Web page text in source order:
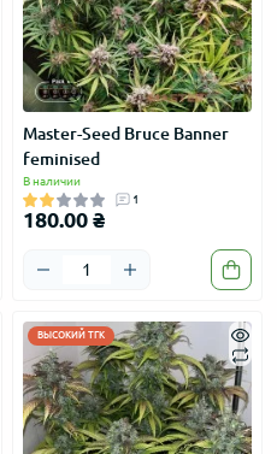
Master-Seed Bruce Banner
feminised
В наличии
1
180.00 ₴
ВЫСОКИЙ ТГК